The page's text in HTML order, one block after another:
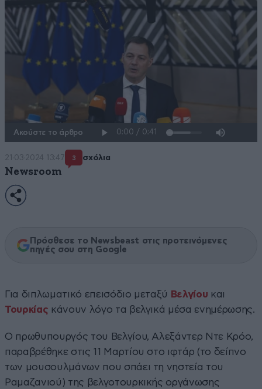
Ακούστε το άρθρο
21·03·2024 13:47 3 σχόλια
Newsroom
Πρόσθεσε το Newsbeast στις προτεινόμενες
πηγές σου στη Google
Για διπλωματικό επεισόδιο μεταξύ Βελγίου και
Τουρκίας κάνουν λόγο τα βελγικά μέσα ενημέρωσης.
Ο πρωθυπουργός του Βελγίου, Αλεξάντερ Ντε Κρόο,
παραβρέθηκε στις 11 Μαρτίου στο ιφτάρ (το δείπνο
των μουσουλμάνων που σπάει τη νηστεία του
Ραμαζανιού) της βελγοτουρκικής οργάνωσης